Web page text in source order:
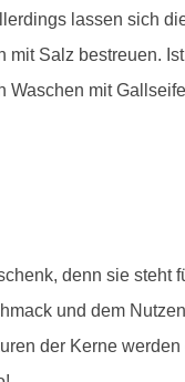
lassen sich
Salz bestreuen.
mit
denn sie
und dem
der Kerne